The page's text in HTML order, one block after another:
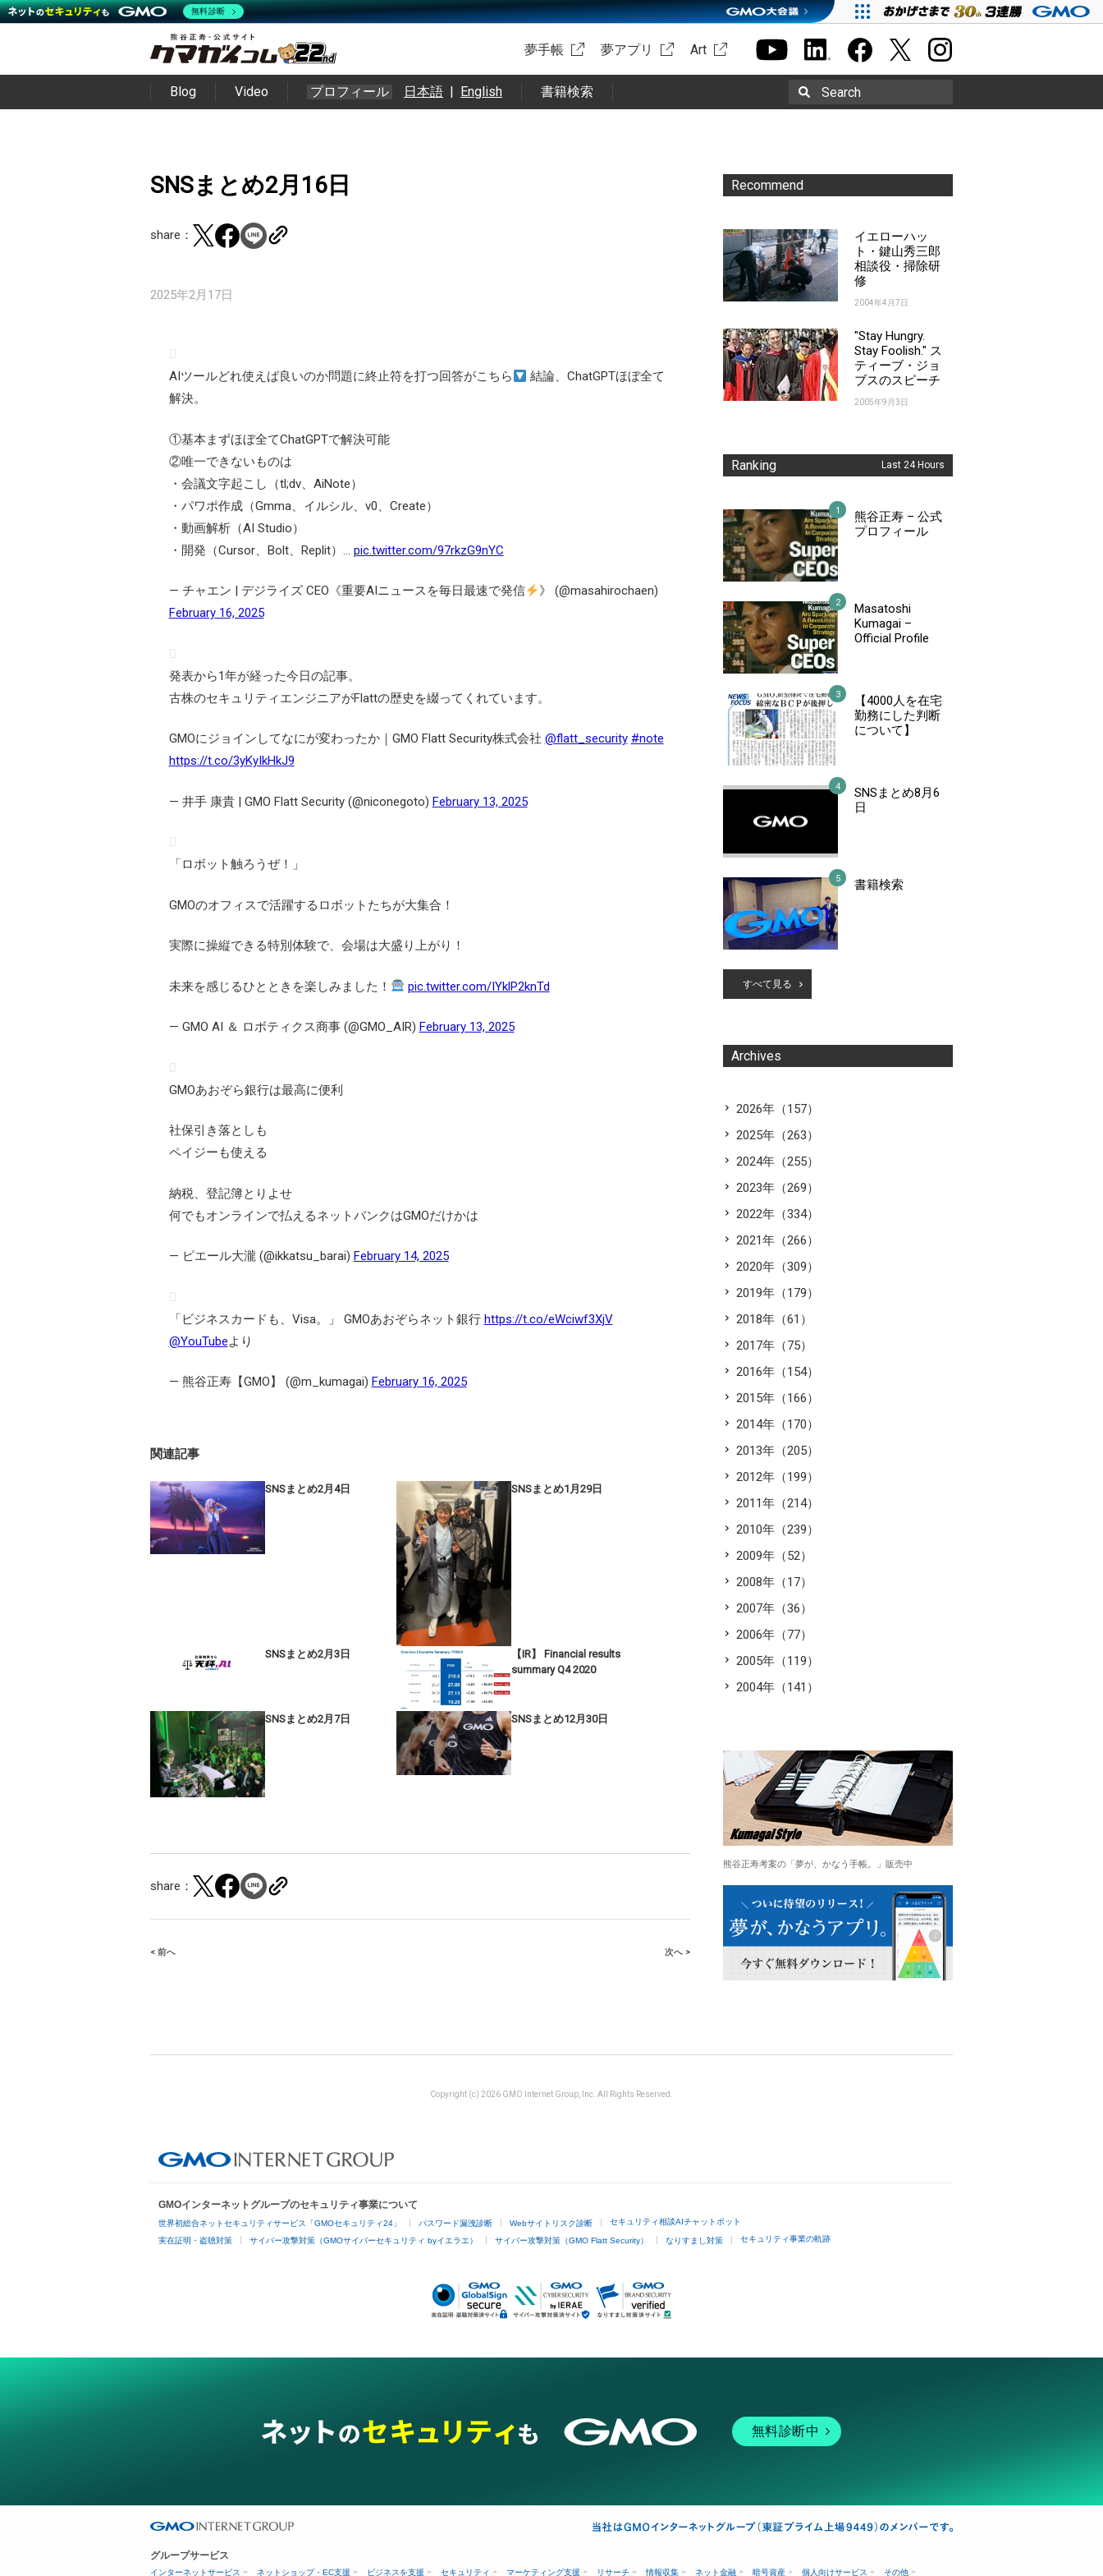
夢手帳 夢アプリ Art
Blog Video プロフィール 日本語 | English 書籍検索 Search
SNSまとめ2月16日
share：
2025年2月17日
AIツールどれ使えば良いのか問題に終止符を打つ回答がこちら
結論、ChatGPTほぼ全て
解決。
①基本まずほぼ全てChatGPTで解決可能
②唯一できないものは
・会議文字起こし（tl;dv、AiNote）
・パワポ作成（Gmma、イルシル、v0、Create）
・動画解析（AI Studio）
・開発（Cursor、Bolt、Replit）… pic.twitter.com/97rkzG9nYC
— チャエン | デジライズ CEO《重要AIニュースを毎日最速で発信
》 (@masahirochaen)
February 16, 2025
発表から1年が経った今日の記事。
古株のセキュリティエンジニアがFlattの歴史を綴ってくれています。
GMOにジョインしてなにが変わったか｜GMO Flatt Security株式会社 @flatt_security #note
https://t.co/3yKyIkHkJ9
— 井手 康貴 | GMO Flatt Security (@niconegoto) February 13, 2025
「ロボット触ろうぜ！」
GMOのオフィスで活躍するロボットたちが大集合！
実際に操縦できる特別体験で、会場は大盛り上がり！
未来を感じるひとときを楽しみました！ pic.twitter.com/IYklP2knTd
— GMO AI ＆ ロボティクス商事 (@GMO_AIR) February 13, 2025
GMOあおぞら銀行は最高に便利
社保引き落としも
ペイジーも使える
納税、登記簿とりよせ
何でもオンラインで払えるネットバンクはGMOだけかは
— ピエール大瀧 (@ikkatsu_barai) February 14, 2025
「ビジネスカードも、Visa。」 GMOあおぞらネット銀行 https://t.co/eWciwf3XjV
@YouTubeより
— 熊谷正寿【GMO】 (@m_kumagai) February 16, 2025
関連記事
SNSまとめ2月4日 SNSまとめ1月29日
SNSまとめ2月3日
【IR】 Financial results
summary Q4 2020
SNSまとめ2月7日 SNSまとめ12月30日
share：
Post
< 前へ 次へ >
Recommend
イエローハッ
ト・鍵山秀三郎
相談役・掃除研
修
2004年4月7日
"Stay Hungry.
Stay Foolish." ス
ティーブ・ジョ
ブスのスピーチ
2005年9月3日
Ranking Last 24 Hours
熊谷正寿 – 公式
プロフィール
Masatoshi
Kumagai –
Official Profile
【4000人を在宅
勤務にした判断
について】
SNSまとめ8月6
日
書籍検索
すべて見る
Archives
2026年（157）
2025年（263）
2024年（255）
2023年（269）
2022年（334）
2021年（266）
2020年（309）
2019年（179）
2018年（61）
2017年（75）
2016年（154）
2015年（166）
2014年（170）
2013年（205）
2012年（199）
2011年（214）
2010年（239）
2009年（52）
2008年（17）
2007年（36）
2006年（77）
2005年（119）
2004年（141）
熊谷正寿考案の「夢が、かなう手帳。」販売中
Copyright (c) 2026 GMO Internet Group, Inc. All Rights Reserved.
GMOインターネットグループのセキュリティ事業について
世界初総合ネットセキュリティサービス「GMOセキュリティ24」 パスワード漏洩診断 Webサイトリスク診断 セキュリティ相談AIチャットボット
実在証明・盗聴対策 サイバー攻撃対策（GMOサイバーセキュリティ byイエラエ） サイバー攻撃対策（GMO Flatt Security） なりすまし対策 セキュリティ事業の軌跡
無料診断中
グループサービス
インターネットサービス ネットショップ・EC支援 ビジネスを支援 セキュリティ マーケティング支援 リサーチ 情報収集 ネット金融 暗号資産 個人向けサービス その他
無料診断